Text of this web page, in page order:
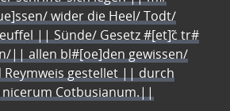
wider die Heel/ Todt/
|| Sünde/ Gesetz #[et]c̃ tr#
|| allen bl#[oe]den gewissen/
gestellet || durch
Cotbusianum.||